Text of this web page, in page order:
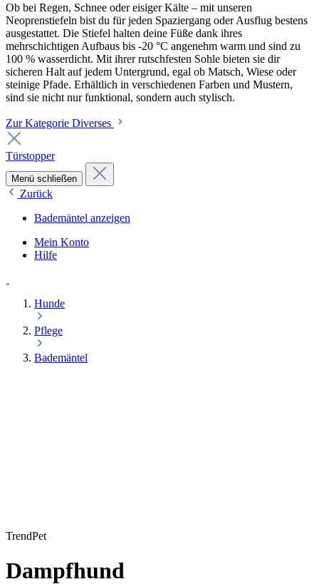
Ob bei Regen, Schnee oder eisiger Kälte – mit unseren
Neoprenstiefeln bist du für jeden Spaziergang oder Ausflug bestens
ausgestattet. Die Stiefel halten deine Füße dank ihres
mehrschichtigen Aufbaus bis -20 °C angenehm warm und sind zu
100 % wasserdicht. Mit ihrer rutschfesten Sohle bieten sie dir
sicheren Halt auf jedem Untergrund, egal ob Matsch, Wiese oder
steinige Pfade. Erhältlich in verschiedenen Farben und Mustern,
sind sie nicht nur funktional, sondern auch stylisch.
Zur Kategorie Diverses
Türstopper
Menü schließen
Zurück
Bademäntel anzeigen
Mein Konto
Hilfe
Hunde
Pflege
Bademäntel
TrendPet
Dampfhund